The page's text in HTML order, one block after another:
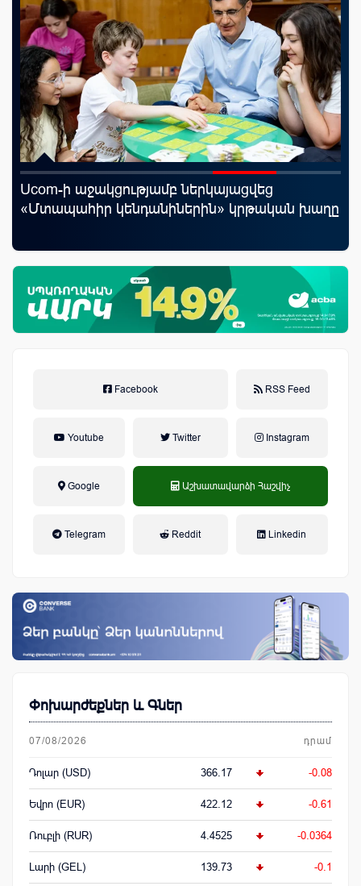
Ucom-ի աջակցությամբ ներկայացվեց
«Մտապահիր կենդանիներին» կրթական խաղը
Facebook RSS Feed
Youtube Twitter Instagram
Google Աշխատավարձի Հաշվիչ
Telegram Reddit Linkedin
Փոխարժեքներ և Գներ
07/08/2026 դրամ
Դոլար (USD) 366.17 -0.08
Եվրո (EUR) 422.12 -0.61
Ռուբլի (RUR) 4.4525 -0.0364
Լարի (GEL) 139.73 -0.1